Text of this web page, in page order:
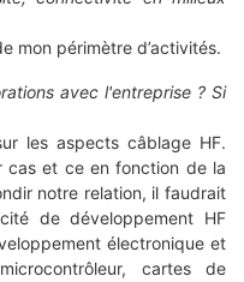
mon périmètre d’activités.
avec l'entreprise ? Si
les aspects câblage HF.
cas et ce en fonction de la
notre relation, il faudrait
de développement HF
électronique et
cartes de